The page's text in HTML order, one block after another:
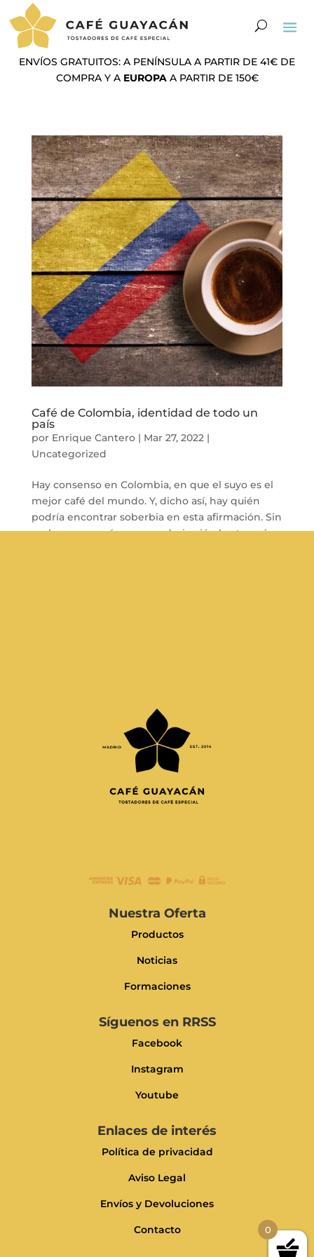
ENVÍOS GRATUITOS: A PENÍNSULA A PARTIR DE 41€ DE
COMPRA Y A EUROPAA PARTIR DE 150€
Café de Colombia, identidad de todo un
país
por Enrique Cantero| Mar 27, 2022|
Uncategorized
Hay consenso en Colombia, en que el suyo es el
mejor café del mundo. Y, dicho así, hay quién
podría encontrar soberbia en esta afirmación. Sin
embargo, en mí provoca admiración hasta qué
Nuestra Oferta
Productos
Noticias
Formaciones
Síguenos en RRSS
Facebook
Instagram
Youtube
Enlaces de interés
Política de privacidad
Aviso Legal
Envíos y Devoluciones
Contacto 0